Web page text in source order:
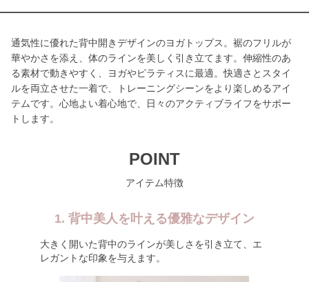
通気性に優れた背中開きデザインのヨガトップス。裾のフリルが
華やかさを添え、体のラインを美しく引き立てます。伸縮性のあ
る素材で動きやすく、ヨガやピラティスに最適。快適さとスタイ
ルを両立させた一着で、トレーニングシーンをより楽しめるアイ
テムです。心地よい着心地で、日々のアクティブライフをサポー
トします。
POINT
アイテム特徴
1. 背中美人を叶える優雅なデザイン
大きく開いた背中のラインが美しさを引き立て、エ
レガントな印象を与えます。